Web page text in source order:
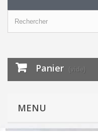
Panier (vide)
MENU